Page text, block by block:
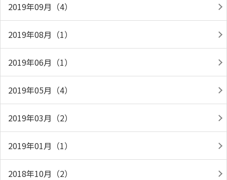
2019年09月（4）
2019年08月（1）
2019年06月（1）
2019年05月（4）
2019年03月（2）
2019年01月（1）
2018年10月（2）